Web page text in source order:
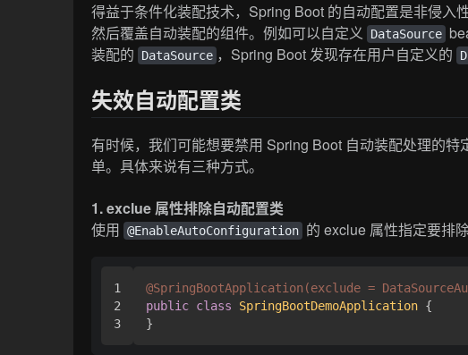
得益于条件化装配技术，Spring Boot 的自动配置是非侵入
然后覆盖自动装配的组件。例如可以自定义 DataSource
装配的 DataSource ，Spring Boot 发现存在用户自定义的
失效自动配置类
有时候，我们可能想要禁用 Spring Boot 自动装配处理的
单。具体来说有三种方式。
1. exclue 属性排除自动配置类
使用 @EnableAutoConfiguration 的 exclue 属性指定要排
1
2
@SpringBootApplication(exclude =
public class SpringBootDemoApplication {
}